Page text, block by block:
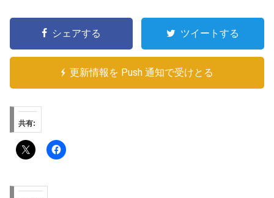
シェアする ツイートする
更新情報を Push 通知で受けとる
共有: